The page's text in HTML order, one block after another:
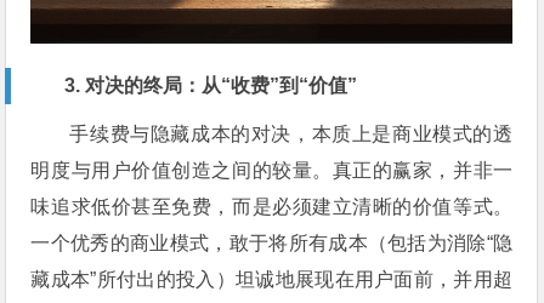
3. 对决的终局：从“收费”到“价值”
手续费与隐藏成本的对决，本质上是商业模式的透
明度与用户价值创造之间的较量。真正的赢家，并非一
味追求低价甚至免费，而是必须建立清晰的价值等式。
一个优秀的商业模式，敢于将所有成本（包括为消除“隐
藏成本”所付出的投入）坦诚地展现在用户面前，并用超